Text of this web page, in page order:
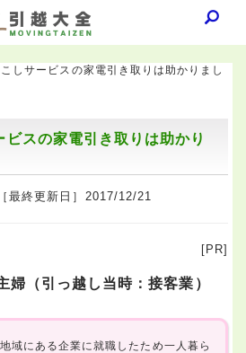
しサービスの家電引き取りは助かりまし
ビスの家電引き取りは助かり
最終更新日］2017/12/21
[PR]
婦（引っ越し当時：接客業）
域にある企業に就職したため一人暮ら